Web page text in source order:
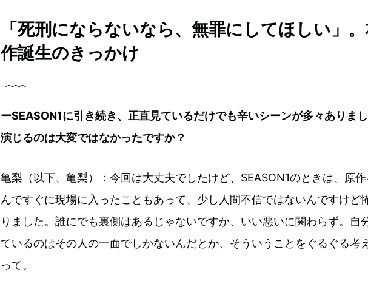
「死刑にならないなら、無罪にしてほしい」
作誕生のきっかけ
ーSEASON1に引き続き、正直見ているだけでも辛いシーンが多々ありま
演じるのは大変ではなかったですか？
亀梨（以下、亀梨）：今回は大丈夫でしたけど、SEASON1のときは、原
んですぐに現場に入ったこともあって、少し人間不信ではないんですけど
りました。誰にでも裏側はあるじゃないですか、いい悪いに関わらず。自
ているのはその人の一面でしかないんだとか、そういうことをぐるぐる考
って。